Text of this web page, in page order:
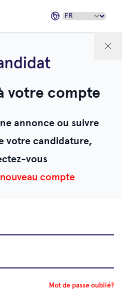
votre compte
annonce ou suivre
votre candidature,
vous
compte
Mot de passe oublié?